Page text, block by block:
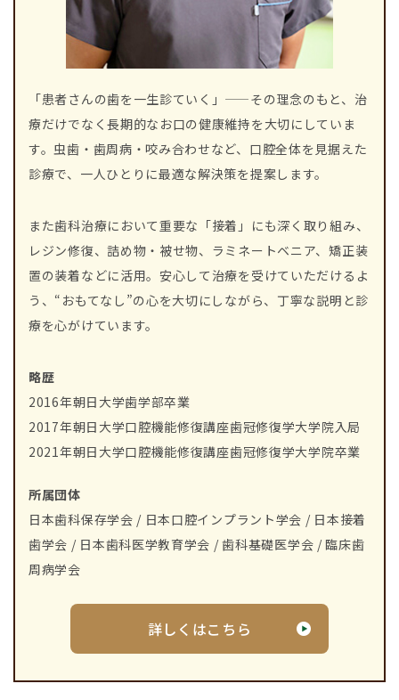
「患者さんの歯を一生診ていく」——その理念のもと、治
療だけでなく長期的なお口の健康維持を大切にしていま
す。虫歯・歯周病・咬み合わせなど、口腔全体を見据えた
診療で、一人ひとりに最適な解決策を提案します。
また歯科治療において重要な「接着」にも深く取り組み、
レジン修復、詰め物・被せ物、ラミネートベニア、矯正装
置の装着などに活用。安心して治療を受けていただけるよ
う、“おもてなし”の心を大切にしながら、丁寧な説明と診
療を心がけています。
略歴
2016年朝日大学歯学部卒業
2017年朝日大学口腔機能修復講座歯冠修復学大学院入局
2021年朝日大学口腔機能修復講座歯冠修復学大学院卒業
所属団体
日本歯科保存学会 / 日本口腔インプラント学会 / 日本接着
歯学会 / 日本歯科医学教育学会 / 歯科基礎医学会 / 臨床歯
周病学会
詳しくはこちら